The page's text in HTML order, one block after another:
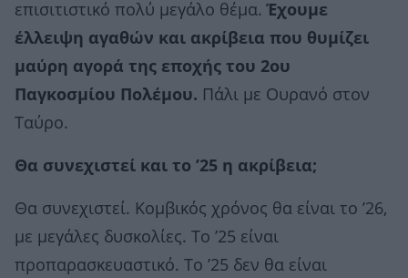
επισιτιστικό πολύ μεγάλο θέμα. Έχουμε
έλλειψη αγαθών και ακρίβεια που θυμίζει
μαύρη αγορά της εποχής του 2ου
Παγκοσμίου Πολέμου. Πάλι με Ουρανό στον
Ταύρο.
Θα συνεχιστεί και το ’25 η ακρίβεια;
Θα συνεχιστεί. Κομβικός χρόνος θα είναι το ’26,
με μεγάλες δυσκολίες. Το ’25 είναι
προπαρασκευαστικό. Το ’25 δεν θα είναι